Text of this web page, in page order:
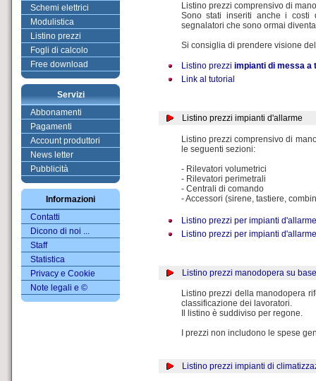
Schemi elettrici
Modulistica
Listino prezzi
Fogli di calcolo
Free download
Servizi
Abbonamenti
Pagamenti
Account produttori
News letter
Pubblicità
Informazioni
Contatti
Dicono di noi ...
Staff
Statistica
Privacy e Cookie
Note legali e ©
Listino prezzi comprensivo di
Sono stati inseriti anche i costi
segnalatori che sono ormai
Si consiglia di prendere visione
Listino prezzi impianti di messa a
Link al tutorial
Listino prezzi impianti d'allarme
Listino prezzi comprensivo di
le seguenti sezioni:
- Rilevatori volumetrici
- Rilevatori perimetrali
- Centrali di comando
- Accessori (sirene, tastiere,
Listino prezzi per impianti
Listino prezzi per impianti
Listino prezzi manodopera su
Listino prezzi della manodopera
classificazione dei lavoratori.
Il listino è suddiviso per regone.
I prezzi non includono le spese
Listino prezzi impianti di